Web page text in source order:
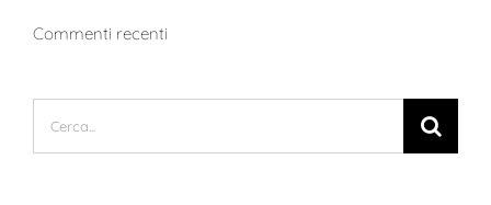
Commenti recenti
Cerca
per: